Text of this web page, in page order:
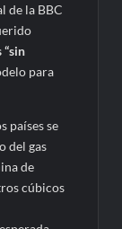
de la BBC
“sin
para
países se
del gas
de
cúbicos